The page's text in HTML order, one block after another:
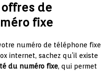
de
fixe
numéro de téléphone fixe
internet, sachez qu’il existe
du numéro fixe, qui permet